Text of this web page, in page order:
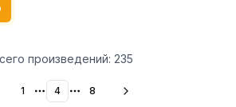
произведений: 235
1 More pages
4 More pages
8